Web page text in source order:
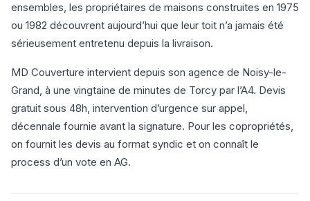
ensembles, les propriétaires de maisons construites en 1975
ou 1982 découvrent aujourd’hui que leur toit n’a jamais été
sérieusement entretenu depuis la livraison.
MD Couverture intervient depuis son agence de Noisy-le-
Grand, à une vingtaine de minutes de Torcy par l’A4. Devis
gratuit sous 48h, intervention d’urgence sur appel,
décennale fournie avant la signature. Pour les copropriétés,
on fournit les devis au format syndic et on connaît le
process d’un vote en AG.